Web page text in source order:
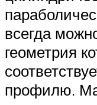
всегда
геометрия
профилю.